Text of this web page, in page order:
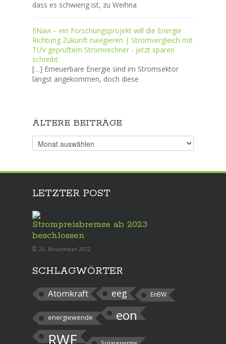
dass es schwierig ist, zu Weihna
ENavi – ein Forschungsprojekt will die Energie
Richtung Zukunft navigieren | Stromvergleich mit
TÜV geprüftem Stromrechner - jetzt sparen
schreibt:
[…] Erneuerbare Energie sind im Stromsektor
längst angekommen, doch diese
ÄLTERE BEITRÄGE
Ältere
Beiträge
LETZTER POST
Strompreisbremse ab 2023
beschlossen
26. November 2022
SCHLAGWÖRTER
Atomkraft eeg EnBW
energiewende eon
RWE